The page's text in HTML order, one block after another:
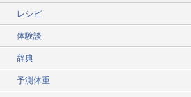
レシピ
体験談
辞典
予測体重